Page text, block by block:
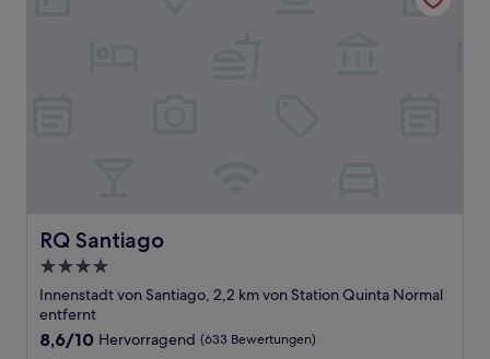
RQ Santiago
RQ Santiago
4.0-
Sterne-
Unterkunft
Innenstadt von Santiago, 2,2 km von Station Quinta Normal
entfernt
8.6
8,6/10 Hervorragend (633 Bewertungen)